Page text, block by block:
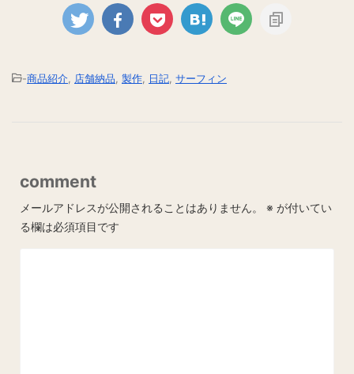
-商品紹介 店舗納品 製作 日記 サーフィン
comment
メールアドレスが公開されることはありません。 ※ が付いてい
る欄は必須項目です